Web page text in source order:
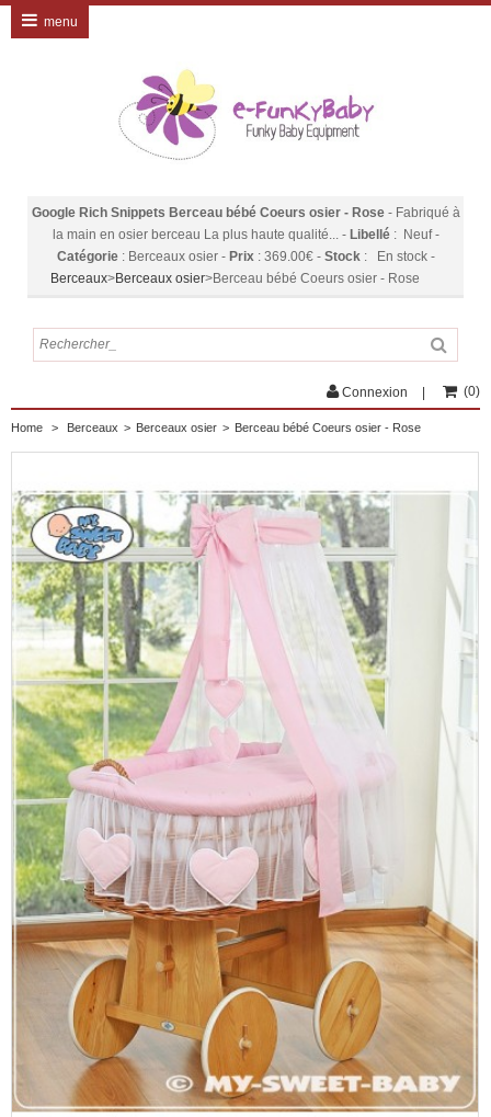
Google Rich Snippets Berceau bébé Coeurs osier - Rose- Fabriqué à
la main en osier berceau La plus haute qualité...- Libellé: Neuf-
Catégorie: Berceaux osier- Prix: 369.00€ - Stock: En stock -
Berceaux>Berceaux osier>Berceau bébé Coeurs osier - Rose
menu
Connexion (0)
Home > Berceaux > Berceaux osier > Berceau bébé Coeurs osier - Rose